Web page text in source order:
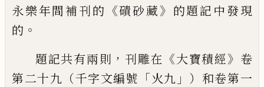
永樂年間補刊的 《磧砂藏》 的題記中發現
的 。
題記共有兩則 ， 刊雕在 《大寶積經》 卷
第二十九（千字文編號 「火九 」 ）和卷第一